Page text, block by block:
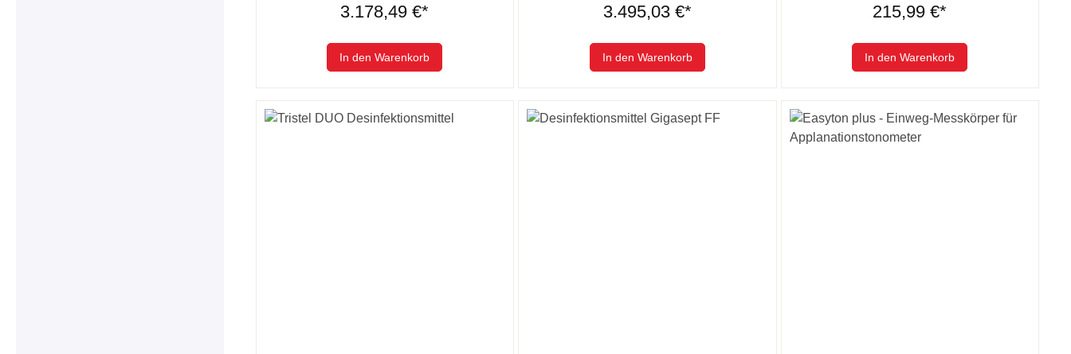
3.178,49 €*
In den Warenkorb
3.495,03 €*
In den Warenkorb
215,99 €*
In den Warenkorb